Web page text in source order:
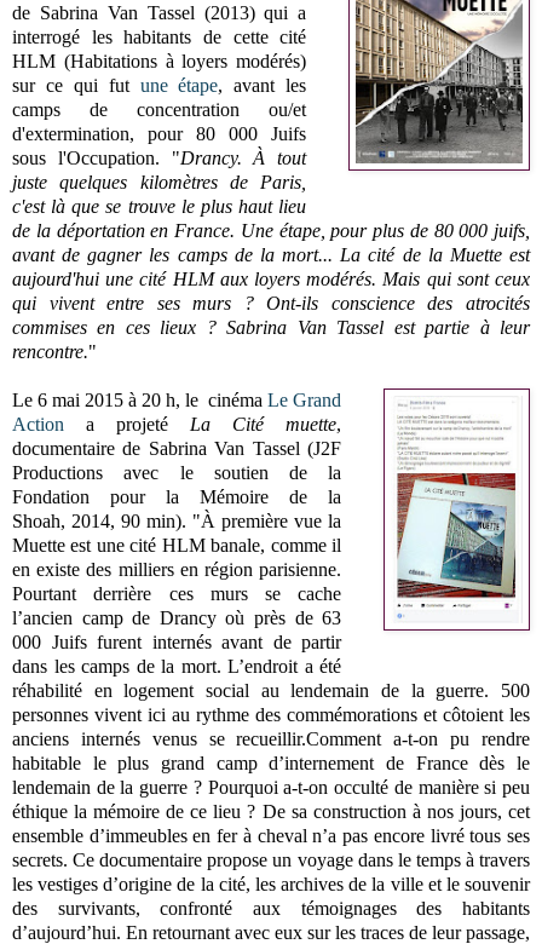
de Sabrina Van Tassel (2013) qui a
interrogé les habitants de cette cité
HLM (Habitations à loyers modérés)
sur ce qui fut une étape, avant les
camps de concentration ou/et
d'extermination, pour 80 000 Juifs
sous l'Occupation. "Drancy. À tout
juste quelques kilomètres de Paris,
c'est là que se trouve le plus haut lieu
de la déportation en France. Une étape, pour plus de 80 000 juifs,
avant de gagner les camps de la mort... La cité de la Muette est
aujourd'hui une cité HLM aux loyers modérés. Mais qui sont ceux
qui vivent entre ses murs ? Ont-ils conscience des atrocités
commises en ces lieux ? Sabrina Van Tassel est partie à leur
rencontre."
Le 6 mai 2015 à 20 h, le cinémaLe Grand
Action a projeté La Cité muette,
documentaire de Sabrina Van Tassel (J2F
Productionsavec le soutien de la
Fondation pour la Mémoire de la
Shoah, 2014, 90 min). "À première vue la
Muette est une cité HLM banale, comme il
en existe des milliers en région parisienne.
Pourtant derrière ces murs se cache
l’ancien camp de Drancy où près de 63
000 Juifs furent internés avant de partir
dans les camps de la mort. L’endroit a été
réhabilité en logement social au lendemain de la guerre. 500
personnes vivent ici au rythme des commémorations et côtoient les
anciens internés venus se recueillir.Comment a-t-on pu rendre
habitable le plus grand camp d’internement de France dès le
lendemain de la guerre ? Pourquoi a-t-on occulté de manière si peu
éthique la mémoire de ce lieu ? De sa construction à nos jours, cet
ensemble d’immeubles en fer à cheval n’a pas encore livré tous ses
secrets. Ce documentaire propose un voyage dans le temps à travers
les vestiges d’origine de la cité, les archives de la ville et le souvenir
des survivants, confronté aux témoignages des habitants
d’aujourd’hui. En retournant avec eux sur les traces de leur passage,